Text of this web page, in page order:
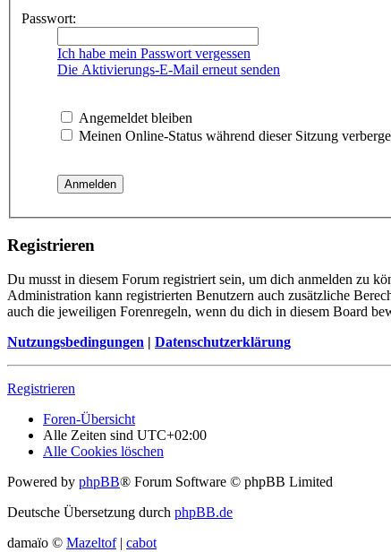
Passwort:
Ich habe mein Passwort vergessen
Die Aktivierungs-E-Mail erneut senden
Angemeldet bleiben
Meinen Online-Status während dieser Sitzung
Registrieren
Du musst in diesem Forum registriert sein, um dich anmelden zu
Administration kann registrierten Benutzern auch zusätzliche
auch die jeweiligen Forenregeln, wenn du dich in diesem Board
Nutzungsbedingungen | Datenschutzerklärung
Registrieren
Foren-Übersicht
Alle Zeiten sind UTC+02:00
Alle Cookies löschen
Powered by phpBB® Forum Software © phpBB Limited
Deutsche Übersetzung durch phpBB.de
damaïo © Mazeltof| cabot